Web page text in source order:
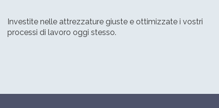
Investite nelle attrezzature giuste e ottimizzate i vostri
processi di lavoro oggi stesso.